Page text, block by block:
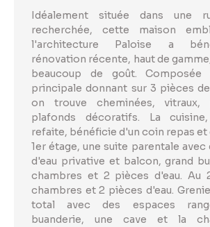
Idéalement située dans une
recherchée, cette maison
l'architecture Paloise a
rénovation récente, haut de
beaucoup de goût. Composée
principale donnant sur 3 pièces
on trouve cheminées, vitraux,
plafonds décoratifs. La
refaite, bénéficie d'un coin repas et
1er étage, une suite parentale avec
d'eau privative et balcon, grand
chambres et 2 pièces d'eau. Au
chambres et 2 pièces d'eau.
total avec des espaces
buanderie, une cave et la